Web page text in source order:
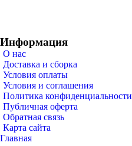
Информация
О нас
Доставка и сборка
Условия оплаты
Условия и соглашения
Политика конфиденциальности
Публичная оферта
Обратная связь
Карта сайта
Главная